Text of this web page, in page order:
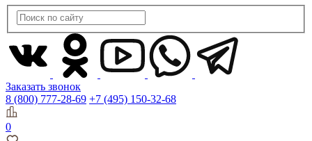
Заказать звонок
8 (800) 777-28-69 +7 (495) 150-32-68
0